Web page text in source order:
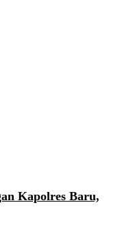
Kapolres Baru,